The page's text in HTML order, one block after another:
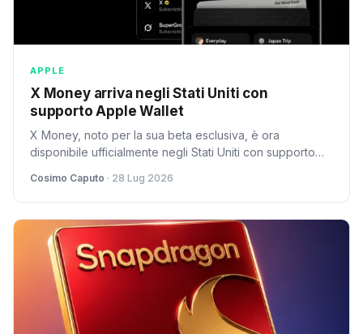
APPLE
X Money arriva negli Stati Uniti con
supporto Apple Wallet
X Money, noto per la sua beta esclusiva, è ora
disponibile ufficialmente negli Stati Uniti con supporto
significativa?
Cosimo Caputo · 28 Lug 2026